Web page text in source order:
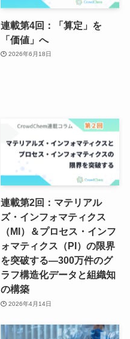
連載第4回：「算定」を
「価値」へ
連載第2回：マテリアル
ズ・インフォマティクス
（MI）＆プロセス・インフ
ォマティクス（PI）の限界
を突破する―300万件のグ
ラフ構造化データと組織知
の構築